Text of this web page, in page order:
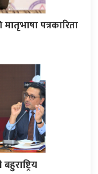
पत्रकारिता